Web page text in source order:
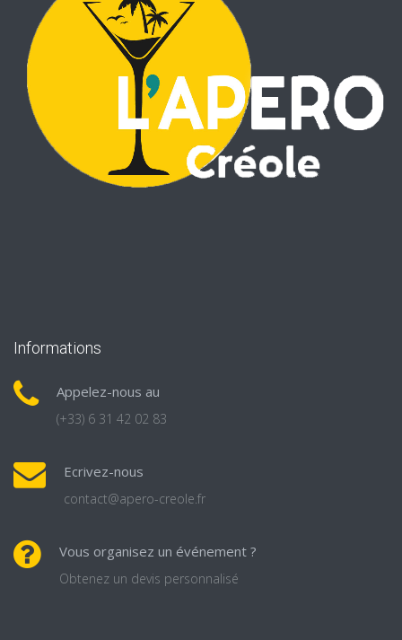
Informations
Appelez-nous au
(+33) 6 31 42 02 83
Ecrivez-nous
contact@apero-creole.fr
Vous organisez un événement ?
Obtenez un devis personnalisé